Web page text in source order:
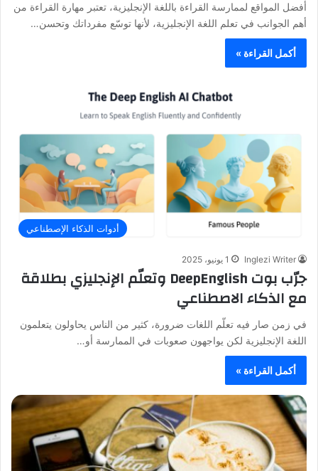
أفضل المواقع لممارسة القراءة باللغة الإنجليزية، تعتبر مهارة القراءة من
أهم الجوانب في تعلم اللغة الإنجليزية، لأنها توسّع مفرداتك وتحسن…
أكمل القراءة »
أدوات الذكاء الإصطناعي
Inglezi Writer 1 يونيو، 2025
جرّب بوت DeepEnglish وتعلّم الإنجليزي بطلاقة
مع الذكاء الاصطناعي
في زمن صار فيه تعلّم اللغات ضرورة، كثير من الناس يحاولون يتعلمون
اللغة الإنجليزية لكن يواجهون صعوبات في الممارسة أو…
أكمل القراءة »